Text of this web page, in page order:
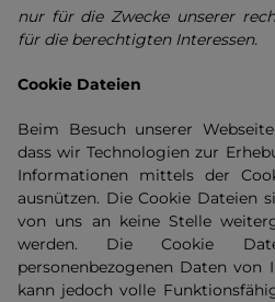
nur für die Zwecke unserer
für die berechtigten Interessen.
Cookie Dateien
Beim Besuch unserer
dass wir Technologien zur
Informationen mittels der
ausnützen. Die Cookie Dateien
von uns an keine Stelle
werden. Die Cookie
personenbezogenen Daten von
kann jedoch volle